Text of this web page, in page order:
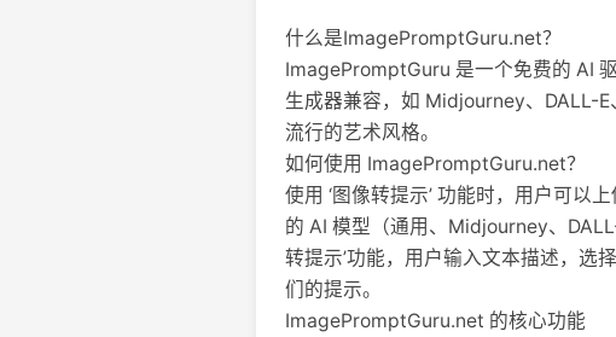
什么是ImagePromptGuru.net？
ImagePromptGuru 是一个免费的 AI
生成器兼容，如 Midjourney、DALL-
流行的艺术风格。
如何使用 ImagePromptGuru.net？
使用 ‘图像转提示’ 功能时，用户可以
的 AI 模型（通用、Midjourney、
转提示’功能，用户输入文本描述，选
们的提示。
ImagePromptGuru.net 的核心功能